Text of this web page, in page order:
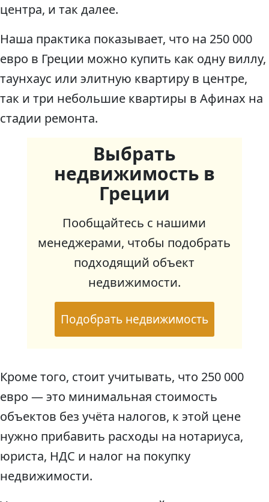
центра, и так далее.
Наша практика показывает, что на 250 000
евро в Греции можно купить как одну виллу,
таунхаус или элитную квартиру в центре,
так и три небольшие квартиры в Афинах на
стадии ремонта.
Выбрать
недвижимость в
Греции
Пообщайтесь с нашими
менеджерами, чтобы подобрать
подходящий объект
недвижимости.
Подобрать недвижимость
Кроме того, стоит учитывать, что 250 000
евро — это минимальная стоимость
объектов без учёта налогов, к этой цене
нужно прибавить расходы на нотариуса,
юриста, НДС и налог на покупку
недвижимости.